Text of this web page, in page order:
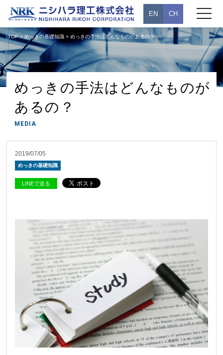
toggle
EN CH
TOP> めっきの基礎知識 > めっきの手法はどんなものがあるの？
めっきの手法はどんなものが
あるの？
MEDIA
2019/07/05
めっきの基礎知識
LINEで送る